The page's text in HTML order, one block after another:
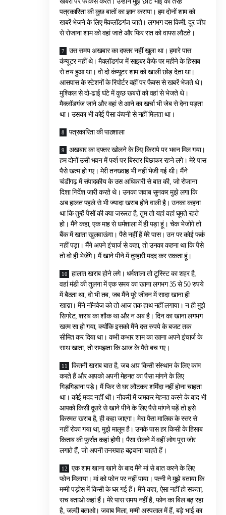
पत्रकारिता की कुछ बातों का ज्ञान कराया। हम दोनों शाम को
खबरें भेजने के लिए मैकलॉडगंज जाते। लगभग दस किमी. दूर जीप
से रोजाना शाम को वहां जाते और फिर रात को वापस लौटते।
उस समय अखबार का दफ्तर नहीं खुला था। हमारे पास
कंप्यूटर नहीं थे। मैक्लॉडगंज में साइबर कैफे पर महीने के हिसाब
से तय हुआ था। वो दो कंप्यूटर शाम को खाली छोड़ देता था।
आसपास के स्टेशनों के रिपोर्टर वहीं पर फैक्स से खबरें भेजते थे।
मुश्किल से दो-ढाई घंटे में कुछ खबरों को वहां से भेजते थे।
मैक्लॉडगंज जाने और वहां से आने का खर्चा भी जेब से देना पड़ता
था। उसका भी कोई पैसा कंपनी से नहीं मिलता था।
पत्रकारिता की पाठशाला
अखबार का दफ्तर खोलने के लिए किराये पर भवन मिल गया।
हम दोनों उसी भवन में फर्श पर बिस्तर बिछाकर रहने लगे। मेरे पास
पैसे खत्म हो गए। मेरी तनख्वाह भी नहीं भेजी गई थी। मैंने
चंडीगढ़ में संपादकीय के उस अधिकारी से बात की, जो रोजाना
दिशा निर्देश जारी करते थे। उनका जवाब सुनकर मुझे लगा कि
अब हालत पहले से भी ज्यादा खराब होने वाली है। उनका कहना
था कि तुम्हें पैसों की क्या जरूरत है, तुम तो यहां वहां घूमते रहते
हो। मैंने कहा, एक माह से धर्मशाला में ही पड़ा हूं। चेक भेजोगे तो
बैंक में खाता खुलवाऊंगा। पैसे नहीं हैं मेरे पास। उन पर कोई फर्क
नहीं पड़ा। मैंने अपने इंचार्ज से कहा, तो उनका कहना था कि पैसे
तो वो ही भेजेंगे। मैं खाने पीने में तुम्हारी मदद कर सकता हूं।
हालात खराब होने लगे। धर्मशाला तो टूरिस्ट का शहर है,
वहां मंडी की तुलना में एक समय का खाना लगभग 35 से 50 रुपये
में बैठता था, वो भी तब, जब मैंने पूरे जीवन में सादा खाना ही
खाय़ा। मैंने नॉनवेज को तो आज तक हाथ नहीं लगाया। न ही मुझे
सिगरेट, शराब का शौक था और न अब है। दिन का खाना लगभग
खत्म सा हो गया, क्योंकि इसको मैंने दस रुपये के बजट तक
सीमित कर दिया था। कभी कभार शाम का खाना अपने इंचार्ज के
साथ खाता, तो समझता कि आज के पैसे बच गए।
कितनी खराब बात है, जब आप किसी संस्थान के लिए काम
करते हैं और आपको अपनी मेहनत का पैसा मांगने के लिए
गिड़गिड़ाना पड़े। मैं फिर से घर लौटकर शर्मिंदा नहीं होना चाहता
था। कोई मदद नहीं थी। नौकरी में जमकर मेहनत करने के बाद भी
आपको किसी दूसरे से खाने पीने के लिए पैसे मांगने पड़ें तो इसे
किस्मत खराब है, ही कहा जाएगा। मेरा पैसा मालिक के स्तर से
नहीं रोका गया था, मुझे मालूम है। उनके पास हर किसी के हिसाब
किताब की फुर्सत कहां होगी। पैसा रोकने में वहीं लोग पूरा जोर
लगाते हैं, जो अपनी तनख्वाह बढ़वाना चाहते हैं।
एक शाम खाना खाने के बाद मैंने मां से बात करने के लिए
फोन मिलाया। मां को फोन पर नहीं पाया। पत्नी ने मुझे बताया कि
मम्मी पड़ोस में किसी के घर गई हैं। मैंने कहा, ऐसा नहीं हो सकता,
सच बताओ कहां हैं। मेरे पास समय नहीं है, फोन का बिल बढ़ रहा
है, जल्दी बताओ। जवाब मिला, मम्मी अस्पताल में हैं, बड़े भाई का